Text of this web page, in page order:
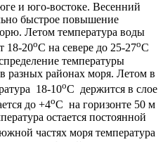
и юго-востоке. Весенний
быстрое повышение
Летом температура воды
18-20оС на севере до 25-27оС
температуры
разных районах моря. Летом в
18-10оС держится в слое
до +4оС на горизонте 50 м
остается постоянной
частях моря температура